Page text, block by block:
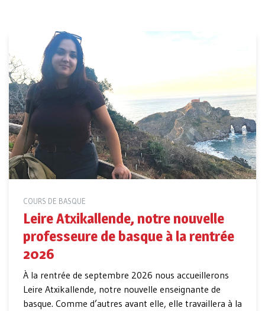
COURS DE BASQUE
Leire Atxikallende, notre nouvelle
professeure de basque à la rentrée
2026
À la rentrée de septembre 2026 nous accueillerons
Leire Atxikallende, notre nouvelle enseignante de
basque. Comme d’autres avant elle, elle travaillera à la